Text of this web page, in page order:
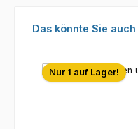
Produktgalerie
Das könnte Sie
Nur 1 auf Lager!